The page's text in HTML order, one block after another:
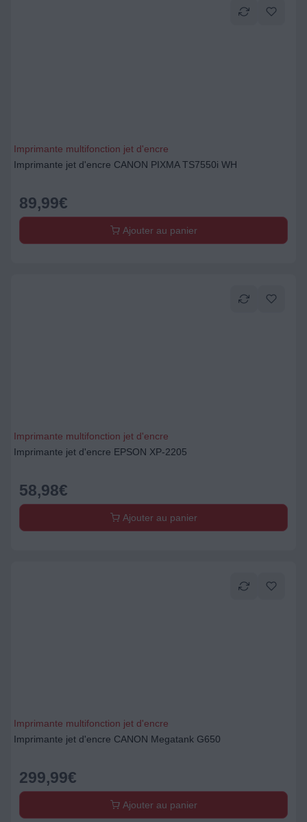
Imprimante multifonction jet d'encre
Imprimante jet d'encre CANON PIXMA TS7550i WH
89,99€
Ajouter au panier
Imprimante multifonction jet d'encre
Imprimante jet d'encre EPSON XP-2205
58,98€
Ajouter au panier
Imprimante multifonction jet d'encre
Imprimante jet d'encre CANON Megatank G650
299,99€
Ajouter au panier